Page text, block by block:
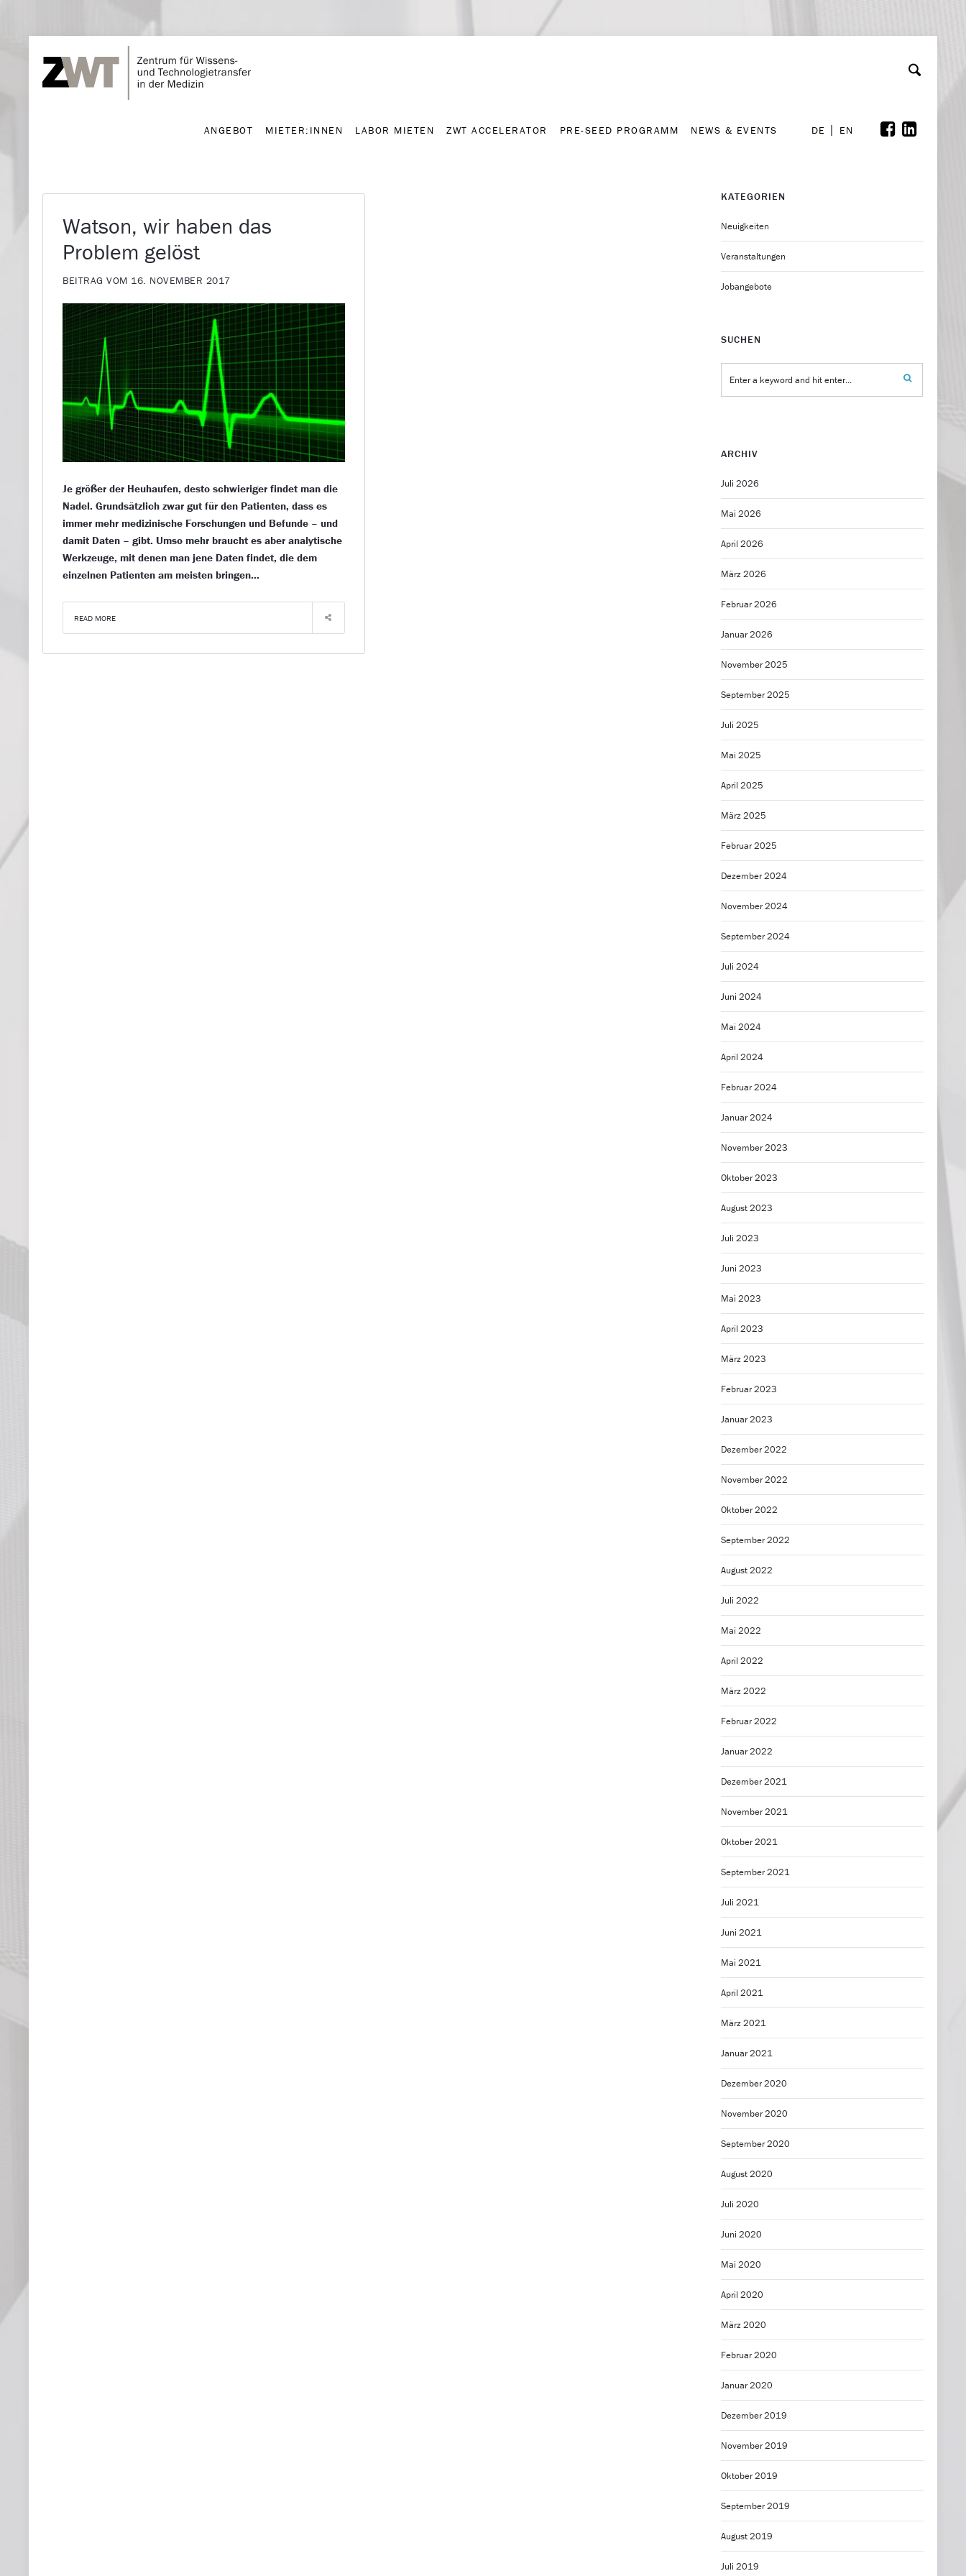
ANGEBOT
ANGEBOT MIETER:INNEN LABOR MIETEN ZWT ACCELERATOR PRE-SEED PROGRAMM NEWS & EVENTS DE EN
Watson, wir haben das
Problem gelöst
BEITRAG VOM 16. NOVEMBER 2017
Je größer der Heuhaufen, desto schwieriger findet man die
Nadel. Grundsätzlich zwar gut für den Patienten, dass es
immer mehr medizinische Forschungen und Befunde – und
damit Daten – gibt. Umso mehr braucht es aber analytische
Werkzeuge, mit denen man jene Daten findet, die dem
einzelnen Patienten am meisten bringen…
READ MORE
KATEGORIEN
Neuigkeiten
Veranstaltungen
Jobangebote
SUCHEN
ARCHIV
Juli 2026
Mai 2026
April 2026
März 2026
Februar 2026
Januar 2026
November 2025
September 2025
Juli 2025
Mai 2025
April 2025
März 2025
Februar 2025
Dezember 2024
November 2024
September 2024
Juli 2024
Juni 2024
Mai 2024
April 2024
Februar 2024
Januar 2024
November 2023
Oktober 2023
August 2023
Juli 2023
Juni 2023
Mai 2023
April 2023
März 2023
Februar 2023
Januar 2023
Dezember 2022
November 2022
Oktober 2022
September 2022
August 2022
Juli 2022
Mai 2022
April 2022
März 2022
Februar 2022
Januar 2022
Dezember 2021
November 2021
Oktober 2021
September 2021
Juli 2021
Juni 2021
Mai 2021
April 2021
März 2021
Januar 2021
Dezember 2020
November 2020
September 2020
August 2020
Juli 2020
Juni 2020
Mai 2020
April 2020
März 2020
Februar 2020
Januar 2020
Dezember 2019
November 2019
Oktober 2019
September 2019
August 2019
Juli 2019